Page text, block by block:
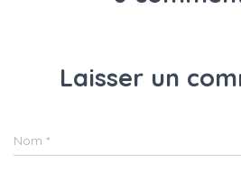
Laisser un
Nom *